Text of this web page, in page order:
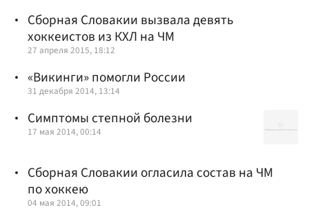
Сборная Словакии вызвала девять
хоккеистов из КХЛ на ЧМ
27 апреля 2015, 18:12
«Викинги» помогли России
31 декабря 2014, 13:14
Симптомы степной болезни
17 мая 2014, 00:14
Сборная Словакии огласила состав на ЧМ
по хоккею
04 мая 2014, 09:01